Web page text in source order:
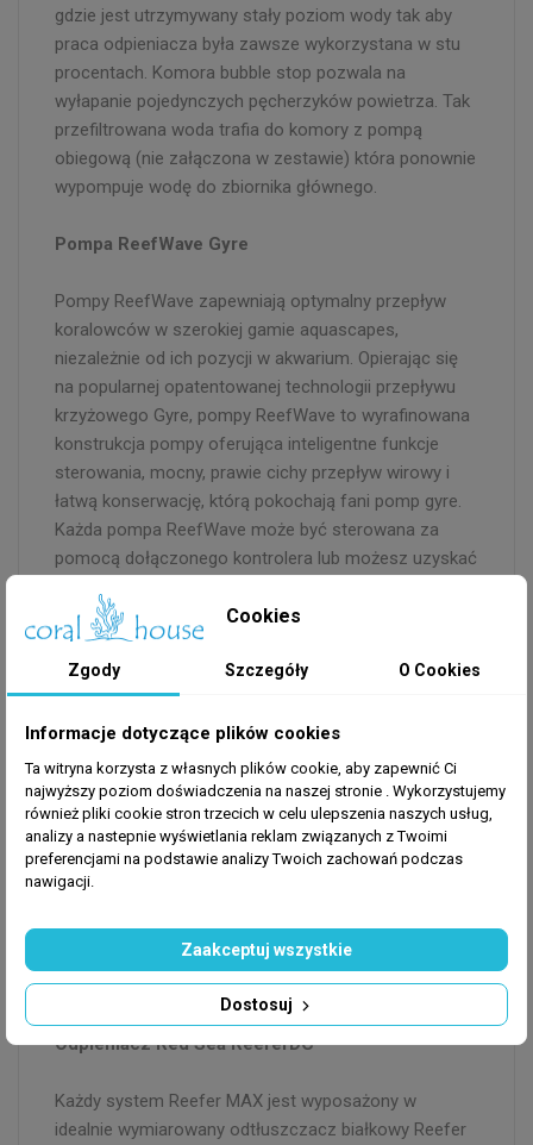
gdzie jest utrzymywany stały poziom wody tak aby
praca odpieniacza była zawsze wykorzystana w stu
procentach. Komora bubble stop pozwala na
wyłapanie pojedynczych pęcherzyków powietrza. Tak
przefiltrowana woda trafia do komory z pompą
obiegową (nie załączona w zestawie) która ponownie
wypompuje wodę do zbiornika głównego.
Pompa ReefWave Gyre
Pompy ReefWave zapewniają optymalny przepływ
koralowców w szerokiej gamie aquascapes,
niezależnie od ich pozycji w akwarium. Opierając się
na popularnej opatentowanej technologii przepływu
krzyżowego Gyre, pompy ReefWave to wyrafinowana
konstrukcja pompy oferująca inteligentne funkcje
sterowania, mocny, prawie cichy przepływ wirowy i
łatwą konserwację, którą pokochają fani pomp gyre.
Każda pompa ReefWave może być sterowana za
pomocą dołączonego kontrolera lub możesz uzyskać
ReefBeat na Red Sea.
Red Sea ReefMat
ReefMat to najnowsza automatyczna filtracja
mechaniczna z Red Sea. ReefMat jest w pełni
zmontowany i jest przeznaczony do zawieszenia z
boku Red Sea Reef-Spec studzienki. Będąc jednym z
niewielu automatycznych rolek filtrujących z kontrolą
Twój ReefMat wymaga konserwacji, kończy Ci się
polar lub wystąpi błąd.
Odpieniacz Red Sea ReeferDC
Każdy system Reefer MAX jest wyposażony w
idealnie wymiarowany odtłuszczacz białkowy Reefer
Cookies
Zgody Szczegóły O Cookies
Informacje dotyczące plików cookies
Ta witryna korzysta z własnych plików cookie, aby zapewnić Ci
najwyższy poziom doświadczenia na naszej stronie . Wykorzystujemy
również pliki cookie stron trzecich w celu ulepszenia naszych usług,
analizy a nastepnie wyświetlania reklam związanych z Twoimi
preferencjami na podstawie analizy Twoich zachowań podczas
nawigacji.
Dostosuj
Zaakceptuj wszystkie